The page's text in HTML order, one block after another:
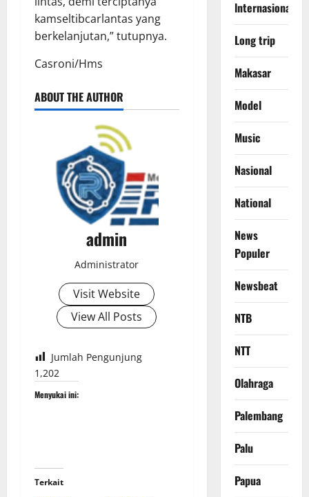
kamseltibcarlantas yang
berkelanjutan,” tutupnya.
Casroni/Hms
ABOUT THE AUTHOR
admin
Administrator
Visit Website
View All Posts
Jumlah Pengunjung
1,202
Menyukai ini:
Terkait
lnternasional
Long trip
Makasar
Model
Music
Nasional
National
News
Populer
Newsbeat
NTB
NTT
Olahraga
Palembang
Palu
Papua